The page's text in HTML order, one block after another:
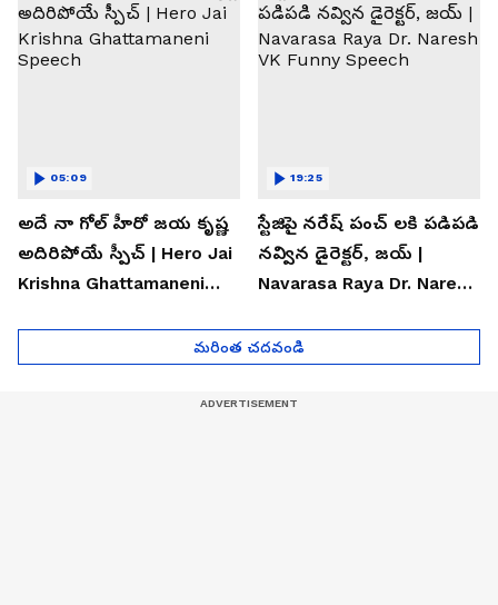
అదే నా గోల్ హీరో జయ కృష్ణ
అదిరిపోయే స్పీచ్ | Hero Jai
Krishna Ghattamaneni
05:09
స్టేజిపై నరేష్ పంచ్ లకి పడిపడి
నవ్విన డైరెక్టర్, జయ్ |
Navarasa Raya Dr. Naresh
19:25
మరింత చదవండి